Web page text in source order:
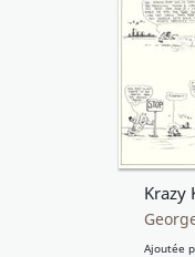
Krazy
Ajoutée